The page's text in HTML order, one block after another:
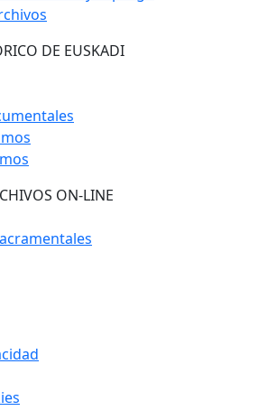
DE EUSKADI
ON-LINE